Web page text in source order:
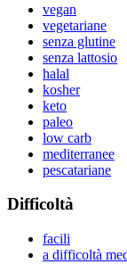
vegan
vegetariane
senza glutine
senza lattosio
halal
kosher
keto
paleo
low carb
mediterranee
pescatariane
Difficoltà
facili
a difficoltà